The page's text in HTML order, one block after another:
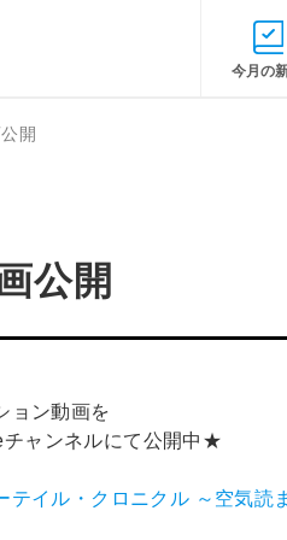
今月の
開
公開
ョン動画を
チャンネルにて公開中★
テイル・クロニクル ～空気読